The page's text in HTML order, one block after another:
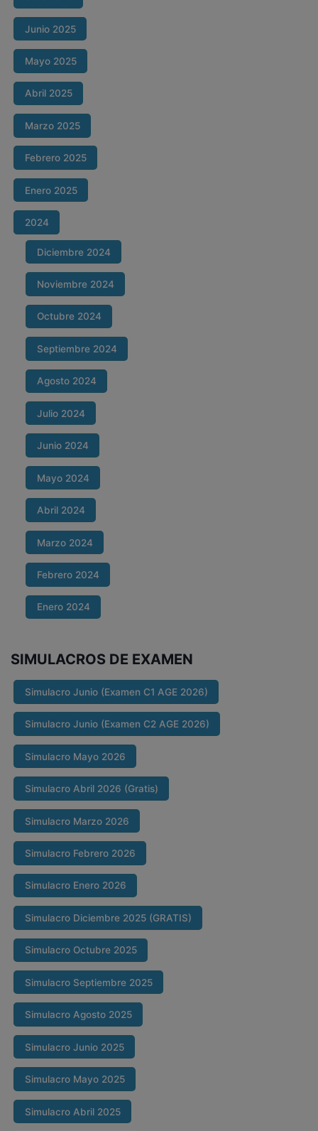
Junio 2025
Mayo 2025
Abril 2025
Marzo 2025
Febrero 2025
Enero 2025
2024
Diciembre 2024
Noviembre 2024
Octubre 2024
Septiembre 2024
Agosto 2024
Julio 2024
Junio 2024
Mayo 2024
Abril 2024
Marzo 2024
Febrero 2024
Enero 2024
SIMULACROS DE EXAMEN
Simulacro Junio (Examen C1 AGE 2026)
Simulacro Junio (Examen C2 AGE 2026)
Simulacro Mayo 2026
Simulacro Abril 2026 (Gratis)
Simulacro Marzo 2026
Simulacro Febrero 2026
Simulacro Enero 2026
Simulacro Diciembre 2025 (GRATIS)
Simulacro Octubre 2025
Simulacro Septiembre 2025
Simulacro Agosto 2025
Simulacro Junio 2025
Simulacro Mayo 2025
Simulacro Abril 2025